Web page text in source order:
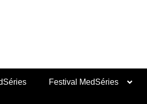
Festival MedSéries